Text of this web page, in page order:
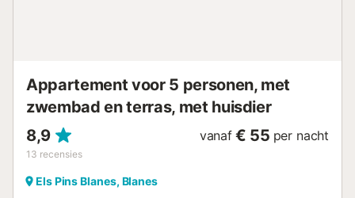
Appartement voor 5 personen, met
zwembad en terras, met huisdier
8,9
13 recensies
vanaf € 55 per nacht
Els Pins Blanes, Blanes